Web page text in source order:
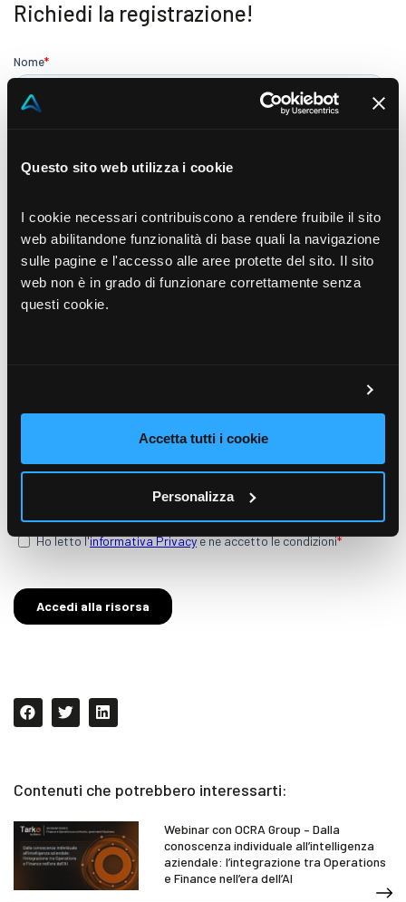
Questo sito web utilizza i cookie
I cookie necessari contribuiscono a rendere fruibile il sito
web abilitandone funzionalità di base quali la navigazione
sulle pagine e l'accesso alle aree protette del sito. Il sito
web non è in grado di funzionare correttamente senza
questi cookie.
Accetta tutti i cookie
Personalizza
Richiedi la registrazione!
Contenuti che potrebbero interessarti:
Webinar con OCRA Group – Dalla
conoscenza individuale all’intelligenza
aziendale: l’integrazione tra Operations
e Finance nell’era dell’AI